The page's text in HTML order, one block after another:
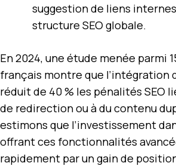
suggestion de liens
structure SEO globale.
En 2024, une étude menée parmi
français montre que l’intégration
réduit de 40 % les pénalités SEO
de redirection ou à du contenu
estimons que l’investissement
offrant ces fonctionnalités
rapidement par un gain de